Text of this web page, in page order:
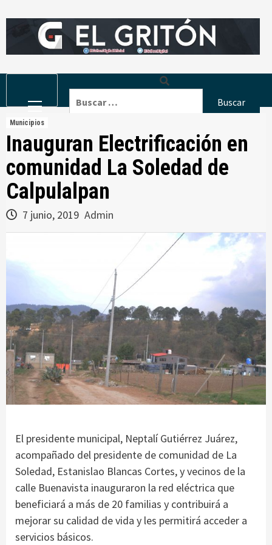
to
Menu
Municipios
Inauguran Electrificación en
comunidad La Soledad de
Calpulalpan
7 junio, 2019 Admin
El presidente municipal, Neptalí Gutiérrez Juárez,
acompañado del presidente de comunidad de La
Soledad, Estanislao Blancas Cortes, y vecinos de la
calle Buenavista inauguraron la red eléctrica que
beneficiará a más de 20 familias y contribuirá a
mejorar su calidad de vida y les permitirá acceder a
servicios básicos.